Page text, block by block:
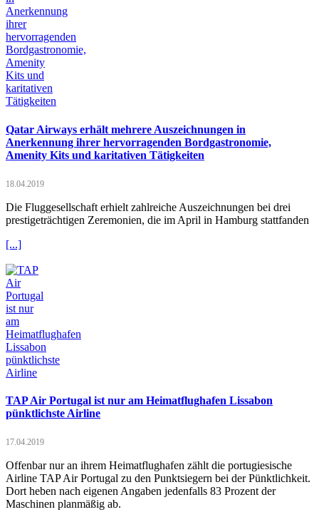
Qatar Airways erhält mehrere Auszeichnungen in
Anerkennung ihrer hervorragenden Bordgastronomie,
Amenity Kits und karitativen Tätigkeiten
18.04.2019
Die Fluggesellschaft erhielt zahlreiche Auszeichnungen bei drei
prestigeträchtigen Zeremonien, die im April in Hamburg stattfanden
[...]
TAP Air Portugal ist nur am Heimatflughafen Lissabon
pünktlichste Airline
17.04.2019
Offenbar nur an ihrem Heimatflughafen zählt die portugiesische
Airline TAP Air Portugal zu den Punktsiegern bei der Pünktlichkeit.
Dort heben nach eigenen Angaben jedenfalls 83 Prozent der
Maschinen planmäßig ab.